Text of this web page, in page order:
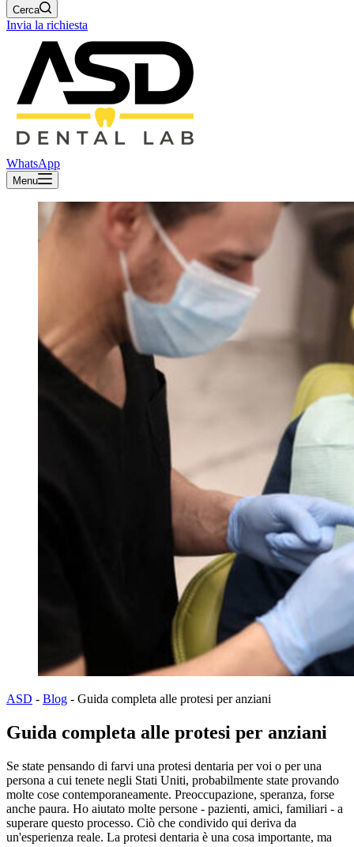
Cerca
Invia la richiesta
WhatsApp
Menu
ASD - Blog - Guida completa alle protesi per anziani
Guida completa alle protesi per anziani
Se state pensando di farvi una protesi dentaria per voi o per una
persona a cui tenete negli Stati Uniti, probabilmente state provando
molte cose contemporaneamente. Preoccupazione, speranza, forse
anche paura. Ho aiutato molte persone - pazienti, amici, familiari - a
superare questo processo. Ciò che condivido qui deriva da
un'esperienza reale. La protesi dentaria è una cosa importante, ma